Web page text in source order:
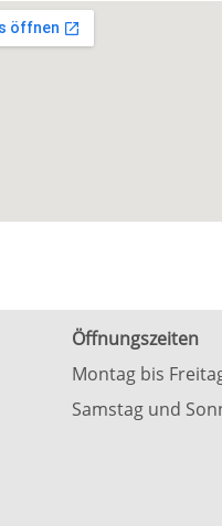
Öffnungszeiten
Montag bis
Samstag und